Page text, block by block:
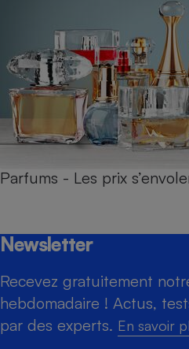
Parfums - Les prix
Newsletter
Recevez gratuitement
hebdomadaire ! Actus,
par des experts. En savoir